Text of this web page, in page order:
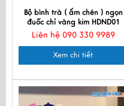
Bộ bình trà ( ấm chén ) ngọn
đuốc chỉ vàng kim HDND01
Liên hệ 090 330 9989
Xem chi tiết